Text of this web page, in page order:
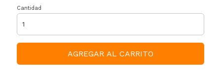
Cantidad
AGREGAR AL CARRITO